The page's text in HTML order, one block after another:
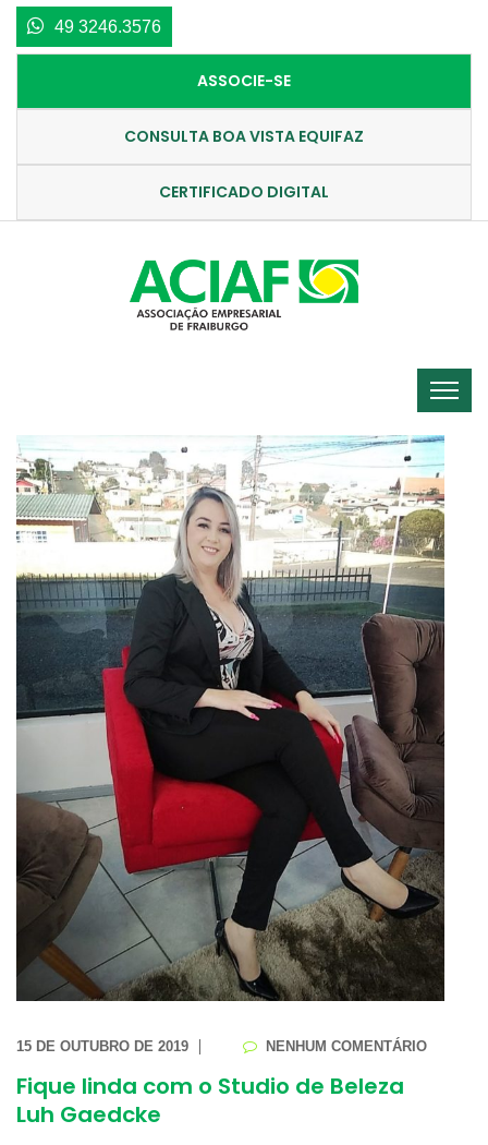
49 3246.3576
ASSOCIE-SE
CONSULTA BOA VISTA EQUIFAZ
CERTIFICADO DIGITAL
15 DE OUTUBRO DE 2019 NENHUM COMENTÁRIO
Fique linda com o Studio de Beleza
Luh Gaedcke